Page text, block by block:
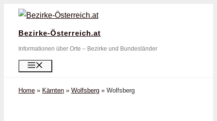
Zum
springen
Bezirke-Österreich.at
Informationen über Orte – Bezirke und Bundesländer
Home » Kärnten » Wolfsberg » Wolfsberg